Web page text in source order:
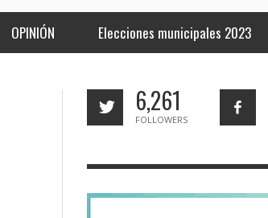
OPINIÓN Elecciones municipales 2023
6,261
FOLLOWERS